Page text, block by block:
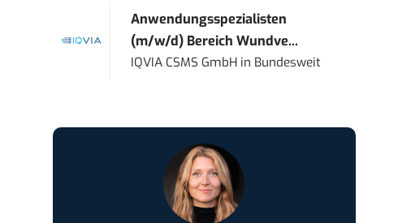
Anwendungsspezialisten
(m/w/d) Bereich Wundve...
IQVIA CSMS GmbH in Bundesweit